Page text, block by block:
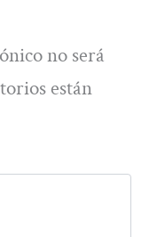
no será
están